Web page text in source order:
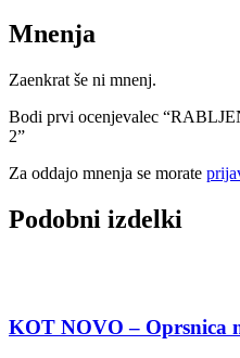
Mnenja
Zaenkrat še ni mnenj.
Bodi prvi ocenjevalec
2”
Za oddajo mnenja se morate
Podobni izdelki
KOT NOVO – Oprsnica